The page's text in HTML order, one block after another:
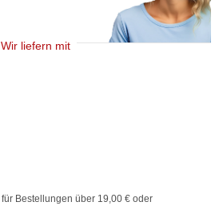
Wir liefern mit
für Bestellungen über 19,00 € oder